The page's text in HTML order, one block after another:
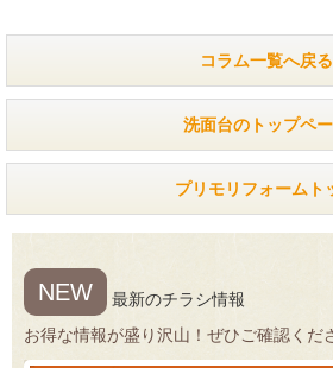
コラム一覧へ戻る
洗面台のトップペ
プリモリフォームト
NEW
最新のチラシ情報
お得な情報が盛り沢山！ぜひご確認くだ